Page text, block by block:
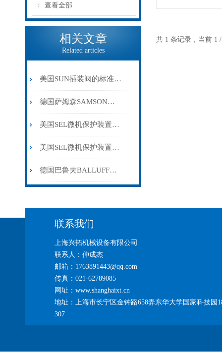
查看全部
相关文章
Related articles
美国SUN插装阀的标准规范和设备校准要求
德国萨姆森SAMSON阀门定位器3277系列
美国SEL微机保护装置是高可靠性电力系统保护装置
美国SEL微机保护装置的安装、调试与维护指南介绍
德国巴鲁夫BALLUFF传感器的主要应用和注意事项
共 1 条记录，当前
联系我们
上海兴拓机械设备有限公司
联系人：仲成杰
邮箱：1763891443@qq.com
传真：021-62789085
网址：www.shanghaixt.cn
地址：上海市长宁区金钟路658弄东华大学国家科技园
307